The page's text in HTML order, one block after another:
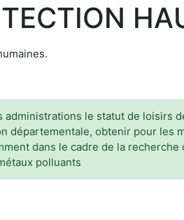
le statut de loisirs
obtenir pour les
dans le cadre de la
polluants